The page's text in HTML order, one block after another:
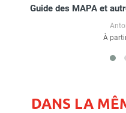
Guide des MAPA et
À
DANS LA